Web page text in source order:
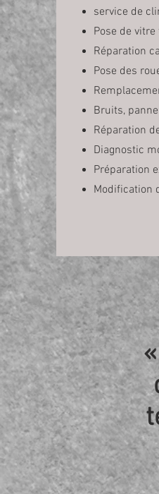
service de
Pose de
Réparation
Pose des
Bruits,
Réparation
Diagnostic
Préparation
Modification